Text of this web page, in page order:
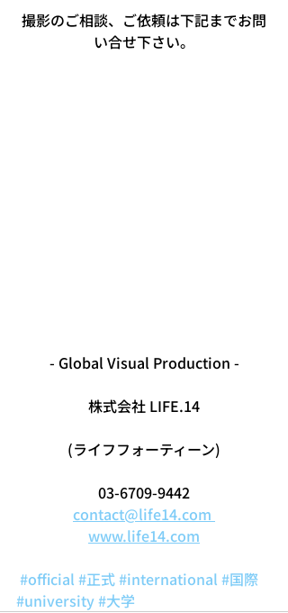
撮影のご相談、ご依頼は下記までお問
い合せ下さい。
- Global Visual Production -
株式会社 LIFE.14
(ライフフォーティーン)
03-6709-9442
contact@life14.com
www.life14.com
#official #正式#international #国際
#university#大学